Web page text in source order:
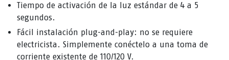
Tiempo de activación de la luz estándar de 4 a 5
segundos.
Fácil instalación plug-and-play: no se requiere
electricista. Simplemente conéctelo a una toma de
corriente existente de 110/120 V.